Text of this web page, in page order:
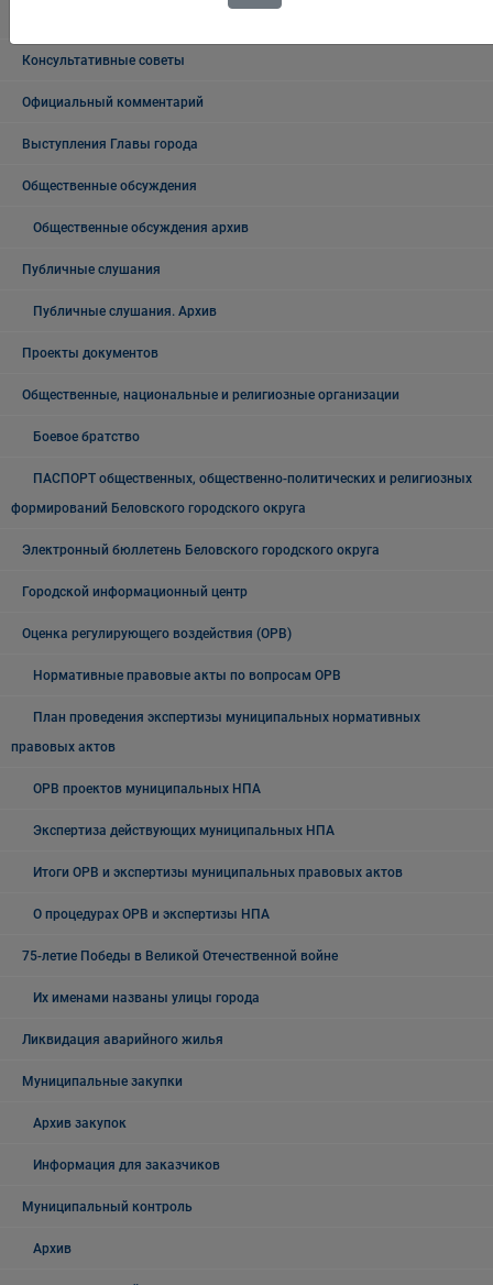
Консультативные советы
Официальный комментарий
Выступления Главы города
Общественные обсуждения
Общественные обсуждения архив
Публичные слушания
Публичные слушания. Архив
Проекты документов
Общественные, национальные и религиозные организации
Боевое братство
ПАСПОРТ общественных, общественно-политических и религиозных
формирований Беловского городского округа
Электронный бюллетень Беловского городского округа
Городской информационный центр
Оценка регулирующего воздействия (ОРВ)
Нормативные правовые акты по вопросам ОРВ
План проведения экспертизы муниципальных нормативных
правовых актов
ОРВ проектов муниципальных НПА
Экспертиза действующих муниципальных НПА
Итоги ОРВ и экспертизы муниципальных правовых актов
О процедурах ОРВ и экспертизы НПА
75-летие Победы в Великой Отечественной войне
Их именами названы улицы города
Ликвидация аварийного жилья
Муниципальные закупки
Архив закупок
Информация для заказчиков
Муниципальный контроль
Архив